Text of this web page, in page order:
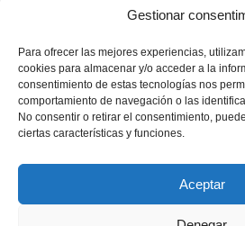
Gestionar
Para ofrecer las mejores experiencias,
cookies para almacenar y/o acceder a la
consentimiento de estas tecnologías nos
comportamiento de navegación o las
No consentir o retirar el consentimiento,
ciertas características y funciones.
Aceptar
Inicio Biblioteca
Esencia
Blog
Política
Aviso legal
Política de